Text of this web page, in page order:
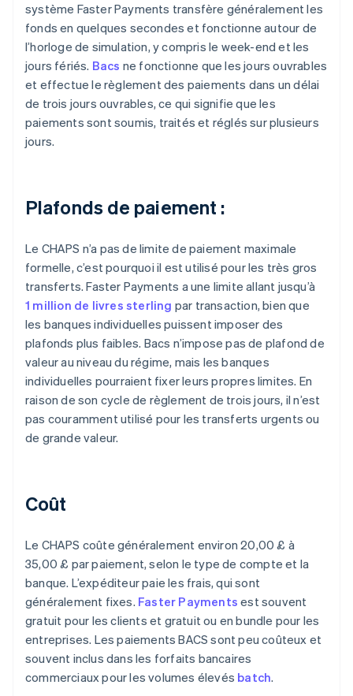
système Faster Payments transfère généralement les
fonds en quelques secondes et fonctionne autour de
l’horloge de simulation, y compris le week-end et les
jours fériés. Bacs ne fonctionne que les jours ouvrables
et effectue le règlement des paiements dans un délai
de trois jours ouvrables, ce qui signifie que les
paiements sont soumis, traités et réglés sur plusieurs
jours.
Plafonds de paiement :
Le CHAPS n’a pas de limite de paiement maximale
formelle, c’est pourquoi il est utilisé pour les très gros
transferts. Faster Payments a une limite allant jusqu’à
1 million de livres sterling par transaction, bien que
les banques individuelles puissent imposer des
plafonds plus faibles. Bacs n’impose pas de plafond de
valeur au niveau du régime, mais les banques
individuelles pourraient fixer leurs propres limites. En
raison de son cycle de règlement de trois jours, il n’est
pas couramment utilisé pour les transferts urgents ou
de grande valeur.
Coût
Le CHAPS coûte généralement environ 20,00 £ à
35,00 £ par paiement, selon le type de compte et la
banque. L’expéditeur paie les frais, qui sont
généralement fixes. Faster Payments est souvent
gratuit pour les clients et gratuit ou en bundle pour les
entreprises. Les paiements BACS sont peu coûteux et
souvent inclus dans les forfaits bancaires
commerciaux pour les volumes élevés batch.